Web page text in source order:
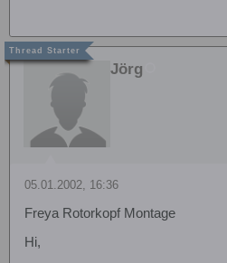
Jörg
05.01.2002, 16:36
Freya Rotorkopf Montage
Hi,